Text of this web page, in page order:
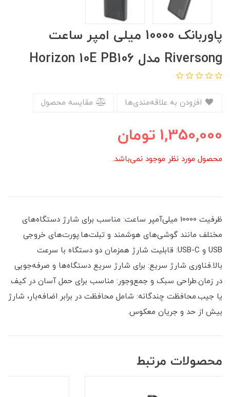
پاوربانک 10000 میلی امپر ساعت
Riversong مدل Horizon 10E PB106
مقایسه محصول
1,350,000 تومان
محصول مورد نظر موجود نمی‌باشد.
ظرفیت 10000 میلی‌آمپر ساعت: مناسب برای شارژ دستگاه‌های
مختلف مانند گوشی‌های هوشمند و تبلت‌ها.پورت‌های خروجی
USB و USB-C: قابلیت شارژ همزمان دو دستگاه با سرعت
بالا.فناوری شارژ سریع: برای شارژ سریع دستگاه‌ها و صرفه‌جویی
در زمان.طراحی سبک و جمع‌وجور: مناسب برای حمل آسان در کیف
یا جیب.محافظت چندگانه: شامل محافظت در برابر اضافه‌بار، شارژ
بیش از حد و جریان معکوس.
محصولات مرتبط